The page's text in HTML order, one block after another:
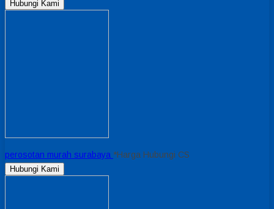
Hubungi Kami
perosotan murah surabaya *Harga Hubungi CS
Hubungi Kami